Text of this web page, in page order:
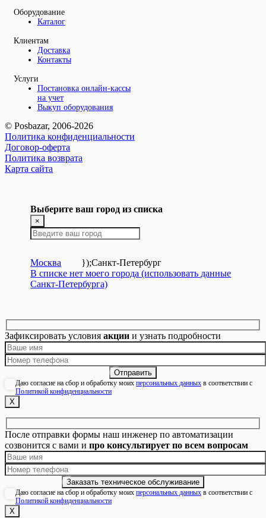
Оборудование
Каталог
Клиентам
Доставка
Контакты
Услуги
Постановка онлайн-кассы
на учет
Выкуп оборудования
© Posbazar, 2006-2026
Политика конфиденциальности
Договор-оферта
Политика возврата
Карта сайта
Выберите ваш город из списка
×
Москва });Санкт-Петербург
В списке нет моего города (использовать данные
Санкт-Петербурга)
Зафиксировать условия акции и узнать подробности
Даю согласие на сбор и обработку моих персональных данных в соответствии с
Политикой конфиденциальности
Х
После отправки формы наш инженер по автоматизации
созвонится с вами и про консультирует по всем вопросам
Даю согласие на сбор и обработку моих персональных данных в соответствии с
Политикой конфиденциальности
Х